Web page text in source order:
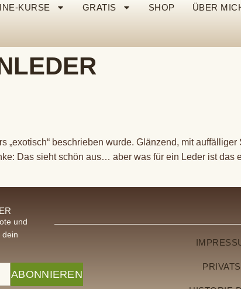
KURSE GRATIS SHOP ÜBER
beschrieben wurde. Glänzend, mit
Das sieht schön aus… aber was für ein Leder ist das
und
dein
ABONNIEREN